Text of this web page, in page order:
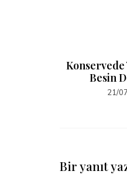
Konservede
Besin
21/
Bir yanıt